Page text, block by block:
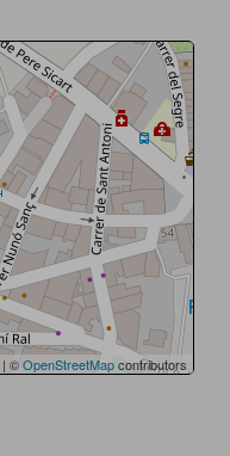
| ©OpenStreetMapcontributors